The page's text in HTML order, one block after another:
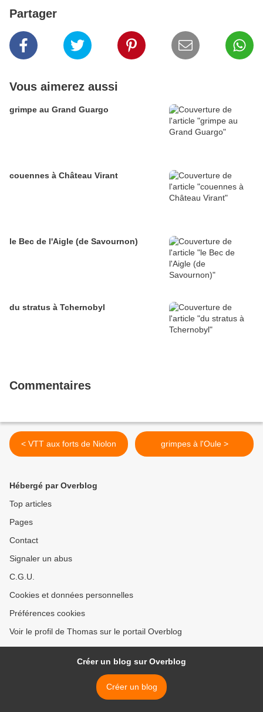
Partager
Vous aimerez aussi
grimpe au Grand Guargo
couennes à Château Virant
le Bec de l'Aigle (de Savournon)
du stratus à Tchernobyl
Commentaires
< VTT aux forts de Niolon grimpes à l'Oule >
Hébergé par Overblog
Top articles
Pages
Contact
Signaler un abus
C.G.U.
Cookies et données personnelles
Préférences cookies
Voir le profil de Thomas sur le portail Overblog
Créer un blog sur Overblog
Créer un blog